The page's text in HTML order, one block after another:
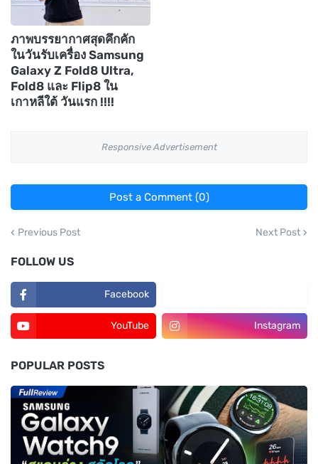
ภาพบรรยากาศสุดคึกคัก
ในวันรับเครื่อง Samsung
Galaxy Z Fold8 Ultra,
Fold8 และ Flip8 ใน
เกาหลีใต้ วันแรก !!!!
Responsive Advertisement
Post a Comment (0)
Previous Post Next Post
FOLLOW US
Facebook
YouTube Instagram
POPULAR POSTS